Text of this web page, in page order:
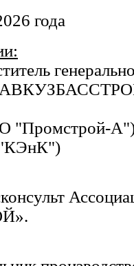
года
"Промстрой-